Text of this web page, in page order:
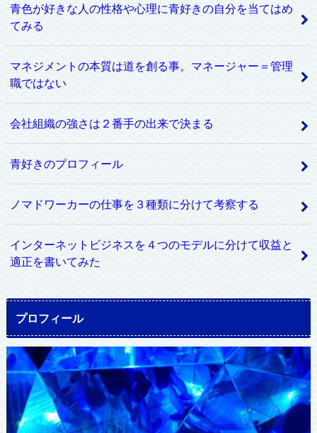
青色が好きな人の性格や心理に青好きの自分を当てはめ
てみる
マネジメントの本質は道を創る事。マネージャー＝管理
職ではない
会社組織の強さは２番手の出来で決まる
青好きのプロフィール
ノマドワーカーの仕事を３種類に分けて考察する
インターネットビジネスを４つのモデルに分けて収益と
適正を書いてみた
プロフィール